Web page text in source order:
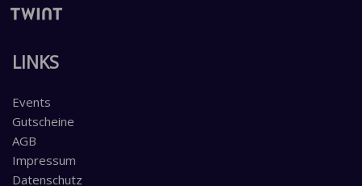
LINKS
Events
Gutscheine
AGB
Impressum
Datenschutz